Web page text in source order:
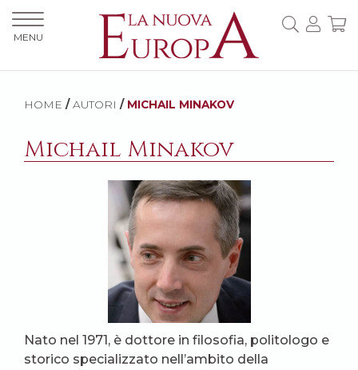
HOME / AUTORI / MICHAIL MINAKOV
Michail Minakov
Nato nel 1971, è dottore in filosofia, politologo e
storico specializzato nell’ambito della
MENU